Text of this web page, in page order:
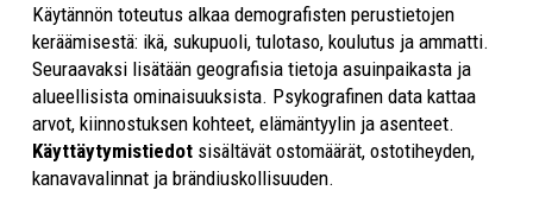
Käytännön toteutus alkaa demografisten perustietojen
keräämisestä: ikä, sukupuoli, tulotaso, koulutus ja ammatti.
Seuraavaksi lisätään geografisia tietoja asuinpaikasta ja
alueellisista ominaisuuksista. Psykografinen data kattaa
arvot, kiinnostuksen kohteet, elämäntyylin ja asenteet.
Käyttäytymistiedotsisältävät ostomäärät, ostotiheyden,
kanavavalinnat ja brändiuskollisuuden.